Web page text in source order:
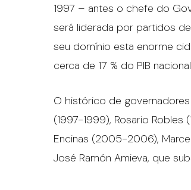
1997 – antes o chefe do
será liderada por partidos
seu domínio esta enorme
cerca de 17 % do PIB
O histórico de
(1997-1999), Rosario
Encinas (2005-2006),
José Ramón Amieva, que